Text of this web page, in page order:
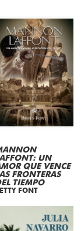
UN
QUE VENCE
FRONTERAS
TIEMPO
FONT